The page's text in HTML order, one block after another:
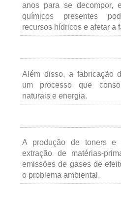
anos para se decompor,
químicos presentes
recursos hídricos e afetar a
Além disso, a fabricação
um processo que
naturais e energia.
A produção de toners e
extração de matérias-
emissões de gases de
o problema ambiental.